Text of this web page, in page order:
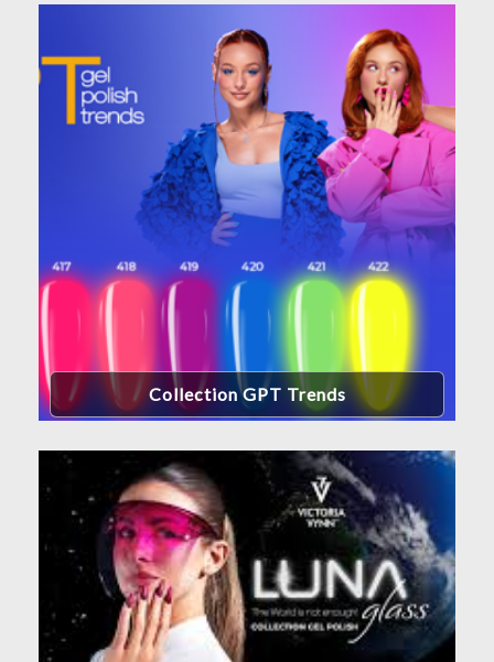
Collection GPT Trends